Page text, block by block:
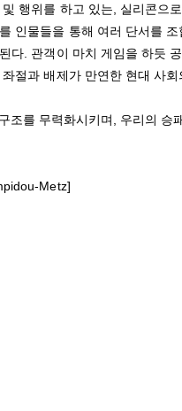
행위를 하고 있는, 실리콘으
인물들을 통해 여러 단서를
다. 관객이 마치 게임을 하듯
절과 배제가 만연한 현대 사
를 무력화시키며, 우리의 승
Metz]